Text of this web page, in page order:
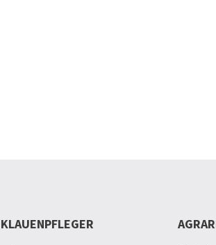
KLAUENPFLEGER